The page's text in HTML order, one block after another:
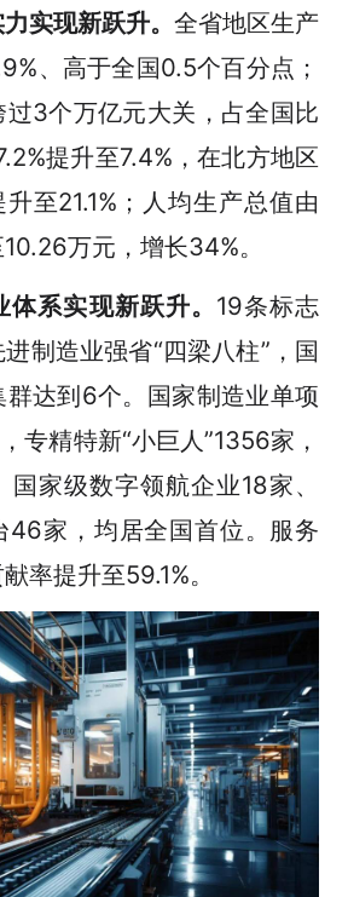
实现新跃升。全省地区生产
、高于全国0.5个百分点；
3个万亿元大关，占全国比
提升至7.4%，在北方地区
至21.1%；人均生产总值由
万元，增长34%。
系实现新跃升。 19条标志
制造业强省“四梁八柱”，国
达到6个。国家制造业单项
专精特新“小巨人”1356家，
家级数字领航企业18家、
46家，均居全国首位。服务
率提升至59.1%。